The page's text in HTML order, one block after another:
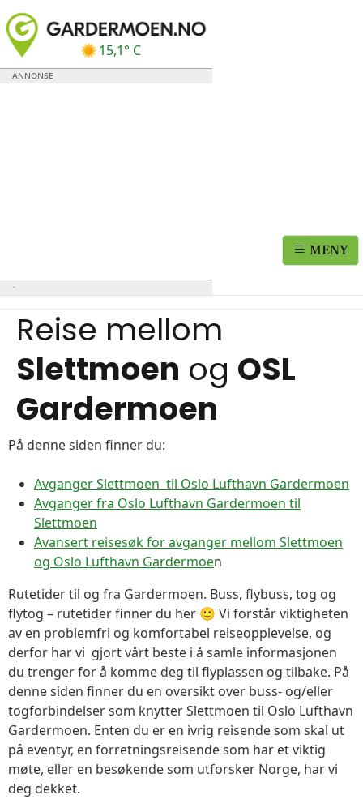
15,1° C
MENY
Reise mellom
Slettmoen og OSL
Gardermoen
På denne siden finner du:
Avganger Slettmoen til Oslo Lufthavn Gardermoen
Avganger fra Oslo Lufthavn Gardermoen til
Slettmoen
Avansert reisesøk for avganger mellom Slettmoen
og Oslo Lufthavn Gardermoen
Rutetider til og fra Gardermoen. Buss, flybuss, tog og
flytog – rutetider finner du her 🙂 Vi forstår viktigheten
av en problemfri og komfortabel reiseopplevelse, og
derfor har vi gjort vårt beste i å samle informasjonen
du trenger for å komme deg til flyplassen og tilbake. På
denne siden finner du en oversikt over buss- og/eller
togforbindelser som knytter Slettmoen til Oslo Lufthavn
Gardermoen. Enten du er en ivrig reisende som skal ut
på eventyr, en forretningsreisende som har et viktig
møte, eller en besøkende som utforsker Norge, har vi
deg dekket.